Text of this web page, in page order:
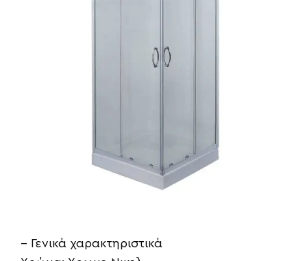
– Γενικά χαρακτηριστικά